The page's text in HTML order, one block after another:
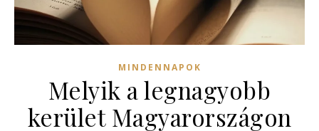
MINDENNAPOK
Melyik a legnagyobb
kerület Magyarországon